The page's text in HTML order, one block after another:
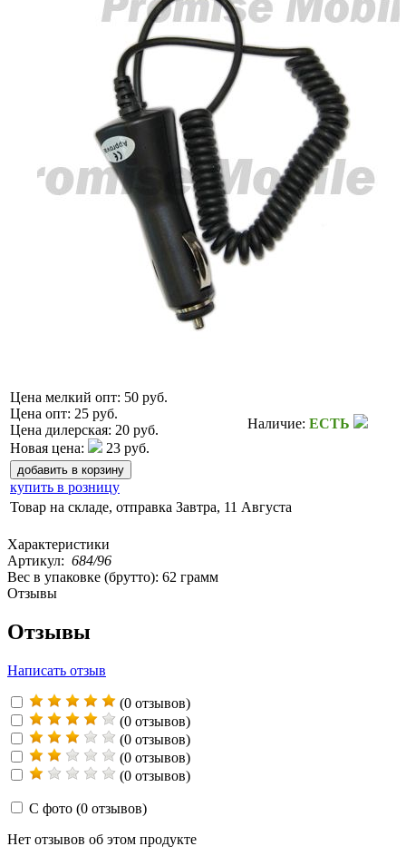
Цена мелкий опт: 50 руб.
Цена опт: 25 руб.
Цена дилерская: 20 руб.
Новая цена:
23 руб.
Наличие: ЕСТЬ
купить в розницу
Товар на складе, отправка Завтра, 11 Августа
Характеристики
Артикул: 684/96
Вес в упаковке (брутто): 62 грамм
Отзывы
Отзывы
Написать отзыв
(0 отзывов)
(0 отзывов)
(0 отзывов)
(0 отзывов)
(0 отзывов)
С фото (0 отзывов)
Нет отзывов об этом продукте